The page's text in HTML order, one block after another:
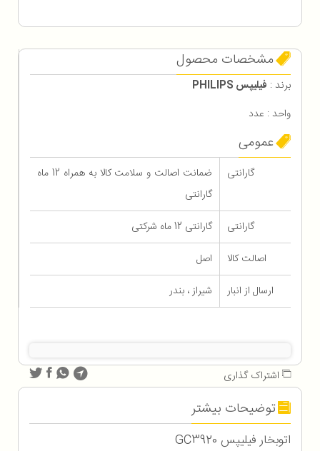
مشخصات محصول
برند : فیلیپس PHILIPS
واحد : عدد
عمومی
گارانتی
ضمانت اصالت و سلامت کالا به همراه 12 ماه
گارانتی
گارانتی
گارانتی 12 ماه شرکتی
اصالت کالا
اصل
ارسال از انبار
شیراز ، بندر
اشتراک گذاری
توضیحات بیشتر
اتوبخار فیلیپس GC3920